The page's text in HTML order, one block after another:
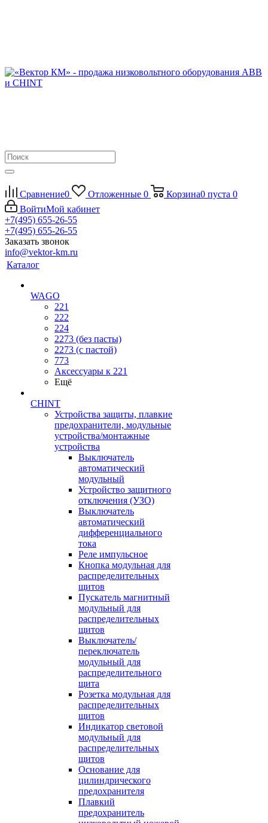
Сравнение0 Отложенные 0 Корзина0 пуста 0
ВойтиМой кабинет
+7(495) 655-26-55
+7(495) 655-26-55
Заказать звонок
info@vektor-km.ru
Каталог
WAGO
221
222
224
2273 (без пасты)
2273 (с пастой)
773
Аксессуары к 221
Ещё
CHINT
Устройства защиты, плавкие
предохранители, модульные
устройства/монтажные
устройства
Выключатель
автоматический
модульный
Устройство защитного
отключения (УЗО)
Выключатель
автоматический
дифференциального
тока
Реле импульсное
Кнопка модульная для
распределительных
щитов
Пускатель магнитный
модульный для
распределительных
щитов
Выключатель/
переключатель
модульный для
распределительного
щита
Розетка модульная для
распределительных
щитов
Индикатор световой
модульный для
распределительных
щитов
Основание для
цилиндрического
предохранителя
Плавкий
предохранитель